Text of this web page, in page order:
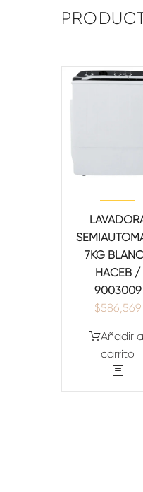
7KG
HACEB /
9003009
$586,569
Añadir
carrito